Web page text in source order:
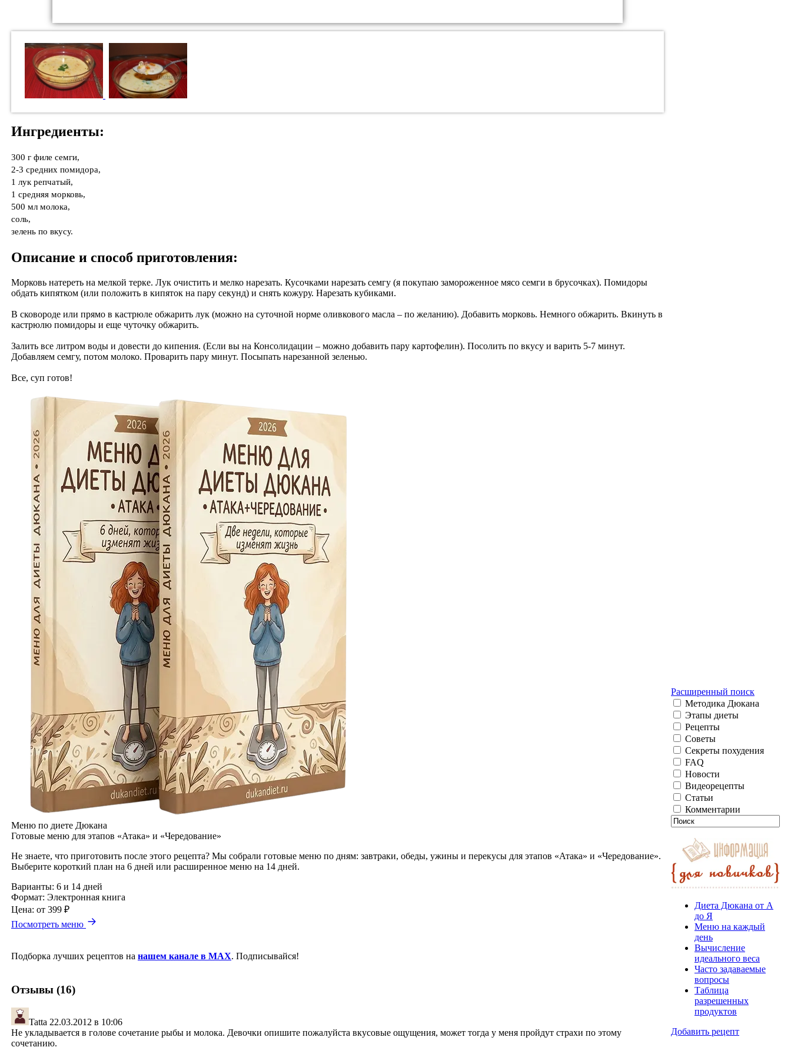
Ингредиенты:
300 г филе семги,
2-3 средних помидора,
1 лук репчатый,
1 средняя морковь,
500 мл молока,
соль,
зелень по вкусу.
Описание и способ приготовления:
Морковь натереть на мелкой терке. Лук очистить и мелко нарезать. Кусочками нарезать семгу (я покупаю замороженное мясо семги в брусочках). Помидоры
обдать кипятком (или положить в кипяток на пару секунд) и снять кожуру. Нарезать кубиками.
В сковороде или прямо в кастрюле обжарить лук (можно на суточной норме оливкового масла – по желанию). Добавить морковь. Немного обжарить. Вкинуть в
кастрюлю помидоры и еще чуточку обжарить.
Залить все литром воды и довести до кипения. (Если вы на Консолидации – можно добавить пару картофелин). Посолить по вкусу и варить 5-7 минут.
Добавляем семгу, потом молоко. Проварить пару минут. Посыпать нарезанной зеленью.
Все, суп готов!
Меню по диете Дюкана
Готовые меню для этапов «Атака» и «Чередование»
Не знаете, что приготовить после этого рецепта? Мы собрали готовые меню по дням: завтраки, обеды, ужины и перекусы для этапов «Атака» и «Чередование».
Выберите короткий план на 6 дней или расширенное меню на 14 дней.
Варианты: 6 и 14 дней
Формат: Электронная книга
Цена: от 399 ₽
Посмотреть меню
Подборка лучших рецептов на нашем канале в MAX. Подписывайся!
Отзывы (16)
Tatta 22.03.2012 в 10:06
Не укладывается в голове сочетание рыбы и молока. Девочки опишите пожалуйста вкусовые ощущения, может тогда у меня пройдут страхи по этому
сочетанию.
Расширенный поиск
Методика Дюкана
Этапы диеты
Рецепты
Советы
Секреты похудения
FAQ
Новости
Видеорецепты
Статьи
Комментарии
Диета Дюкана от А
до Я
Меню на каждый
день
Вычисление
идеального веса
Часто задаваемые
вопросы
Таблица
разрешенных
продуктов
Добавить рецепт